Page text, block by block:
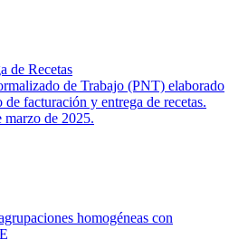
de Recetas
de Trabajo (PNT) elaborado
facturación y entrega de recetas.
marzo de 2025.
homogéneas con